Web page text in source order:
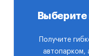
Получите
автопарком,